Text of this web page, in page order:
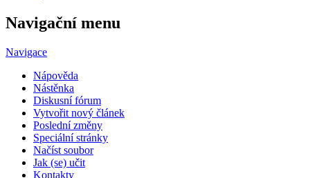
Navigační menu
Navigace
Nápověda
Nástěnka
Diskusní fórum
Vytvořit nový článek
Poslední změny
Speciální stránky
Načíst soubor
Jak (se) učit
Kontakty